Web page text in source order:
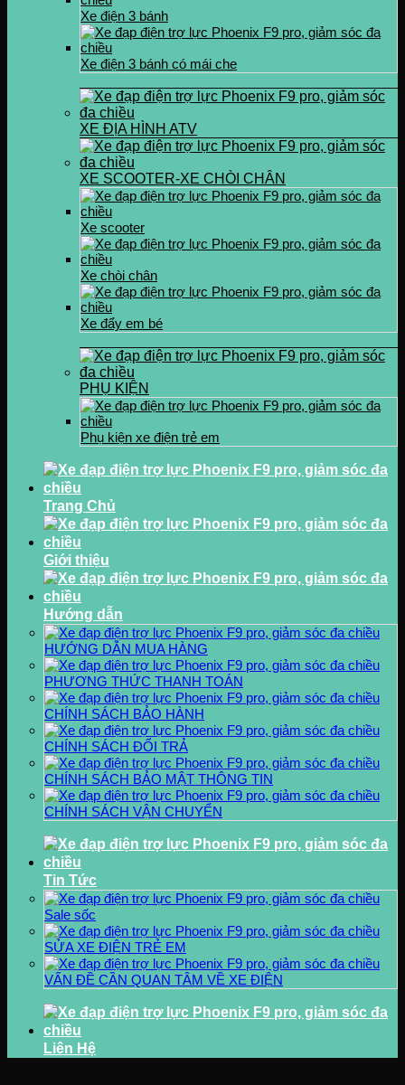
Xe điện 3 bánh
Xe điện 3 bánh có mái che
XE ĐỊA HÌNH ATV
XE SCOOTER-XE CHÒI CHÂN
Xe scooter
Xe chòi chân
Xe đẩy em bé
PHỤ KIỆN
Phụ kiện xe điện trẻ em
Trang Chủ
Giới thiệu
Hướng dẫn
HƯỚNG DẪN MUA HÀNG
PHƯƠNG THỨC THANH TOÁN
CHÍNH SÁCH BẢO HÀNH
CHÍNH SÁCH ĐỔI TRẢ
CHÍNH SÁCH BẢO MẬT THÔNG TIN
CHÍNH SÁCH VẬN CHUYỂN
Tin Tức
Sale sốc
SỬA XE ĐIỆN TRẺ EM
VẤN ĐỀ CẦN QUAN TÂM VỀ XE ĐIỆN
Liên Hệ